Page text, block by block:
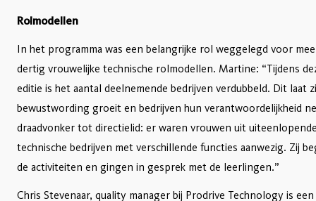
Rolmodellen
In het programma was een belangrijke rol weggelegd voor
dertig vrouwelijke technische rolmodellen. Martine: “Tijdens
editie is het aantal deelnemende bedrijven verdubbeld. Dit laat
bewustwording groeit en bedrijven hun verantwoordelijkheid
draadvonker tot directielid: er waren vrouwen uit
technische bedrijven met verschillende functies aanwezig. Zij
de activiteiten en gingen in gesprek met de leerlingen.”
Chris Stevenaar, quality manager bij Prodrive Technology is een